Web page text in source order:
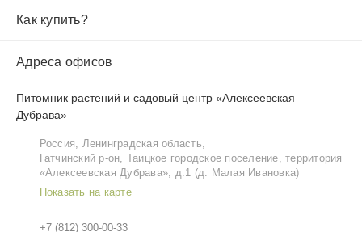
Как купить?
Адреса офисов
Питомник растений и садовый центр «Алексеевская
Дубрава»
Россия, Ленинградская область,
Гатчинский р‑он, Таицкое городское поселение, территория
«Алексеевская Дубрава», д.1 (д. Малая Ивановка)
Показать на карте
+7 (812) 300-00-33